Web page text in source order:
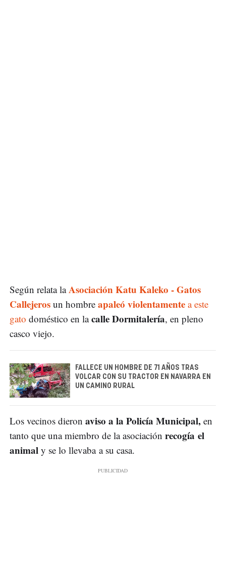
Según relata laAsociación Katu Kaleko - Gatos
Callejeros un hombre apaleó violentamente a este
gato doméstico en lacalle Dormitalería, en pleno
casco viejo.
FALLECE UN HOMBRE DE 71 AÑOS TRAS
VOLCAR CON SU TRACTOR EN NAVARRA EN
UN CAMINO RURAL
Los vecinos dieron aviso a la Policía Municipal, en
tanto que una miembro de la asociación recogía el
animal y se lo llevaba a su casa.